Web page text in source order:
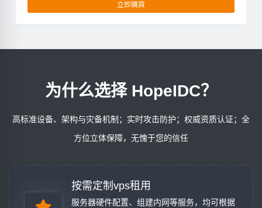
立即購買
为什么选择 HopeIDC？
高标准设备、架构与灾备机制；实时攻击防护；权威资质认证；全
方位立体保障，无愧于您的信任
按需定制vps租用
服务器硬件配置、组建内网等服务，均可根据